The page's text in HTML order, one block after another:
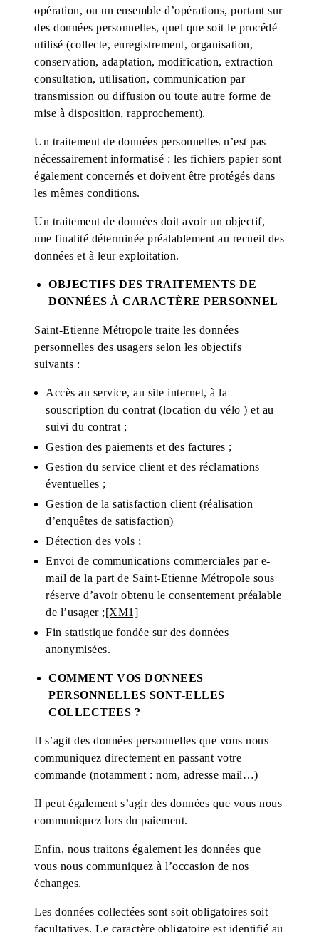
opération, ou un ensemble d’opérations, portant sur
des données personnelles, quel que soit le procédé
utilisé (collecte, enregistrement, organisation,
conservation, adaptation, modification, extraction
consultation, utilisation, communication par
transmission ou diffusion ou toute autre forme de
mise à disposition, rapprochement).
Un traitement de données personnelles n’est pas
nécessairement informatisé : les fichiers papier sont
également concernés et doivent être protégés dans
les mêmes conditions.
Un traitement de données doit avoir un objectif,
une finalité déterminée préalablement au recueil des
données et à leur exploitation.
OBJECTIFS DES TRAITEMENTS DE
DONNÉES À CARACTÈRE PERSONNEL
Saint-Etienne Métropole traite les données
personnelles des usagers selon les objectifs
suivants :
Accès au service, au site internet, à la
souscription du contrat (location du vélo ) et au
suivi du contrat ;
Gestion des paiements et des factures ;
Gestion du service client et des réclamations
éventuelles ;
Gestion de la satisfaction client (réalisation
d’enquêtes de satisfaction)
Détection des vols ;
Envoi de communications commerciales par e-
mail de la part de Saint-Etienne Métropole sous
réserve d’avoir obtenu le consentement préalable
de l’usager ;[XM1]
Fin statistique fondée sur des données
anonymisées.
COMMENT VOS DONNEES
PERSONNELLES SONT-ELLES
COLLECTEES ?
Il s’agit des données personnelles que vous nous
communiquez directement en passant votre
commande (notamment : nom, adresse mail…)
Il peut également s’agir des données que vous nous
communiquez lors du paiement.
Enfin, nous traitons également les données que
vous nous communiquez à l’occasion de nos
échanges.
Les données collectées sont soit obligatoires soit
facultatives. Le caractère obligatoire est identifié au